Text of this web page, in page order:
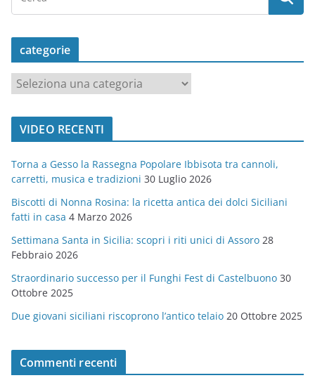
categorie
a
t
o
r
i
e
VIDEO RECENTI
Torna a Gesso la Rassegna Popolare Ibbisota tra cannoli,
carretti, musica e tradizioni 30 Luglio 2026
Biscotti di Nonna Rosina: la ricetta antica dei dolci Siciliani
fatti in casa 4 Marzo 2026
Settimana Santa in Sicilia: scopri i riti unici di Assoro 28
Febbraio 2026
Straordinario successo per il Funghi Fest di Castelbuono 30
Ottobre 2025
Due giovani siciliani riscoprono l’antico telaio 20 Ottobre 2025
Commenti recenti